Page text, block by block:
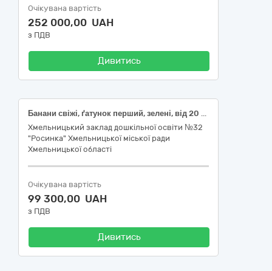
Очікувана вартість
252 000,00 UAH
з ПДВ
Дивитись
Банани свіжі, ґатунок перший, зелені, від 20 см, діаметр плоду не більше 4 см, Апельсини свіжі, діаметр плоду не менше 5 см, першого сорту, Мандарини свіжі, діаметр плоду не менше 3,8 см
Хмельницький заклад дошкільної освіти №32
"Росинка" Хмельницької міської ради
Хмельницької області
Очікувана вартість
99 300,00 UAH
з ПДВ
Дивитись